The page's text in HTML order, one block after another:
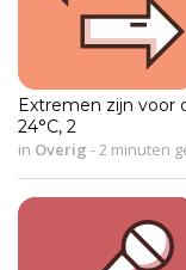
Extremen zijn voor
24°C, 2
in Overig - 2 minuten